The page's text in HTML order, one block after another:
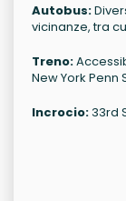
Autobus:
vicinanze, tra
Treno:
New York Penn
Incrocio:33rd